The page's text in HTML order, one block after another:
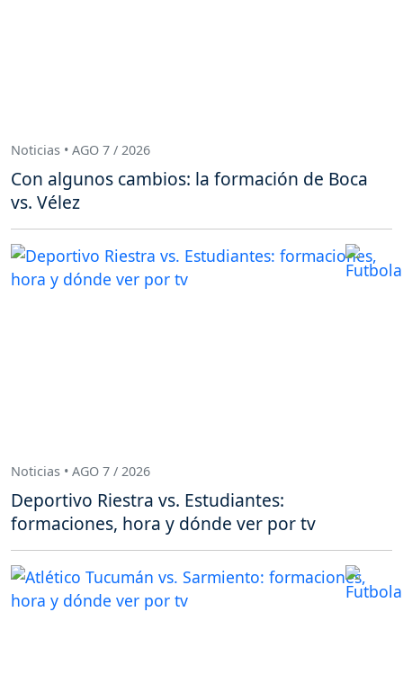
Noticias • AGO 7 / 2026
Con algunos cambios: la formación de Boca
vs. Vélez
Noticias • AGO 7 / 2026
Deportivo Riestra vs. Estudiantes:
formaciones, hora y dónde ver por tv